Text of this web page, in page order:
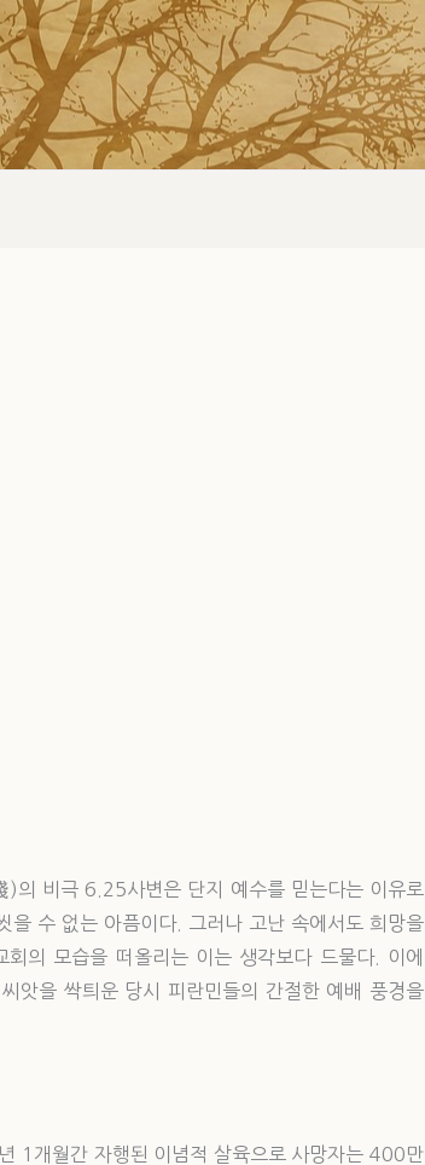
비극 6.25사변은 단지 예수를 믿는다는 이유로
을 수 없는 아픔이다. 그러나 고난 속에서도 희망을
의 모습을 떠올리는 이는 생각보다 드물다. 이에
앗을 싹틔운 당시 피란민들의 간절한 예배 풍경을
1개월간 자행된 이념적 살육으로 사망자는 400만